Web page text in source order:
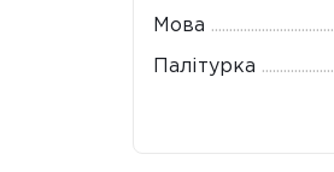
Мова
Палітурка